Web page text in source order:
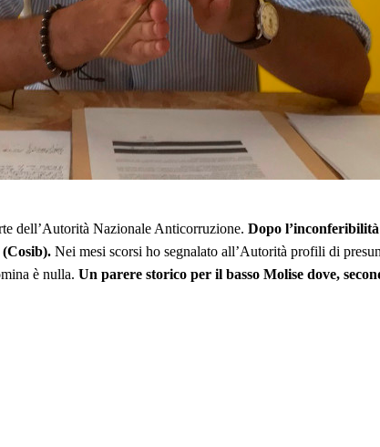
dell’Autorità Nazionale Anticorruzione. Dopo
Nei mesi scorsi ho segnalato all’Autorità profili di
è nulla. Un parere storico per il basso Molise dove,